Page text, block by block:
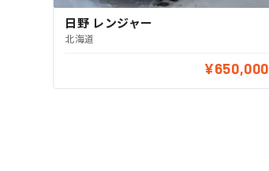
日野 レンジャー
北海道
¥650,000